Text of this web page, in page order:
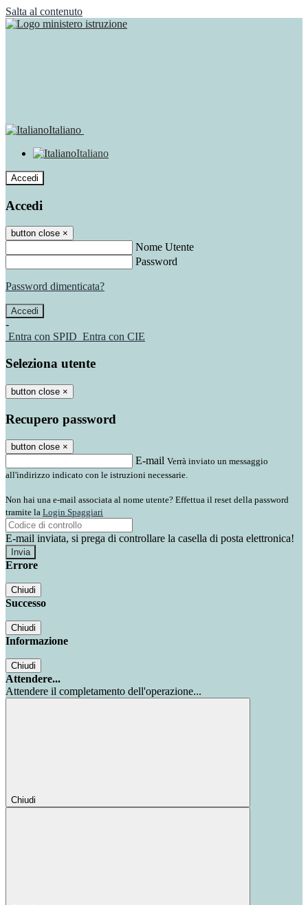
Salta al contenuto
Italiano
Italiano
Accedi
Accedi
button close ×
Nome Utente
Password
Password dimenticata?
-
Entra con SPID Entra con CIE
Seleziona utente
button close ×
Recupero password
button close ×
E-mail Verrà inviato un messaggio
all'indirizzo indicato con le istruzioni necessarie.
Non hai una e-mail associata al nome utente? Effettua il reset della password
tramite la Login Spaggiari
E-mail inviata, si prega di controllare la casella di posta elettronica!
Errore
Chiudi
Successo
Chiudi
Informazione
Chiudi
Attendere...
Attendere il completamento dell'operazione...
Chiudi